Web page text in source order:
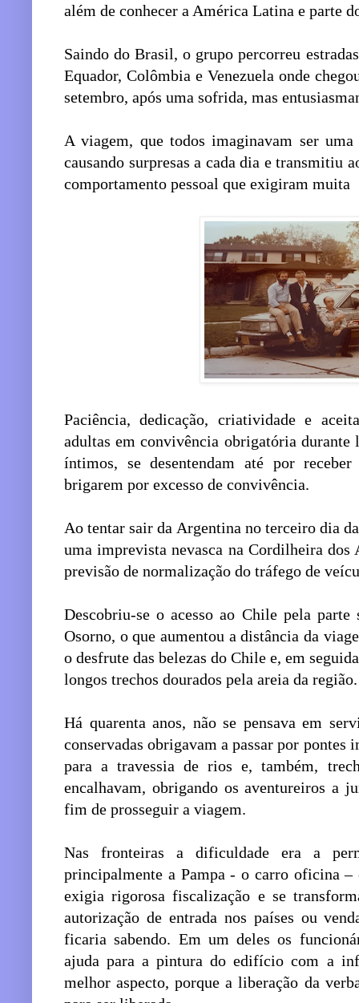
além de conhecer a América Latina e parte
Saindo do Brasil, o grupo percorreu
Equador, Colômbia e Venezuela onde
setembro, após uma sofrida, mas
A viagem, que todos imaginavam ser
causando surpresas a cada dia e transmitiu
comportamento pessoal que exigiram muita
Paciência, dedicação, criatividade e
adultas em convivência obrigatória durante
íntimos, se desentendam até por
brigarem por excesso de convivência.
Ao tentar sair da Argentina no terceiro dia
uma imprevista nevasca na Cordilheira dos
previsão de normalização do tráfego de
Descobriu-se o acesso ao Chile pela
Osorno, o que aumentou a distância da
o desfrute das belezas do Chile e, em
longos trechos dourados pela areia da região.
Há quarenta anos, não se pensava em
conservadas obrigavam a passar por pontes
para a travessia de rios e, também,
encalhavam, obrigando os aventureiros a
fim de prosseguir a viagem.
Nas fronteiras a dificuldade era a
principalmente a Pampa - o carro oficina –
exigia rigorosa fiscalização e se
autorização de entrada nos países ou
ficaria sabendo. Em um deles os
ajuda para a pintura do edifício com a
melhor aspecto, porque a liberação da